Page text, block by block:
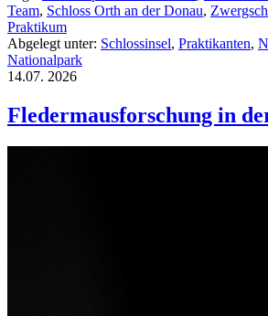
Team, Schloss Orth an der Donau,
Praktikum
Abgelegt unter: Schlossinsel, Praktikanten,
Nationalpark
14.07. 2026
Fledermausforschung in